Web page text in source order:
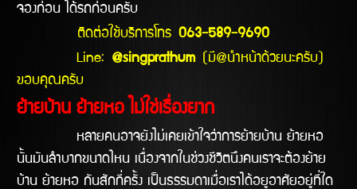
จองก่อน ได้รถก่อนครับ
ติดต่อใช้บริการโทร 063-589-9690
Line: @singprathum (มี@นำหน้าด้วยนะครับ)
ขอบคุณครับ
ย้ายบ้าน ย้ายหอ ไม่ใช่เรื่องยาก
หลายคนอาจยังไม่เคยเข้าใจว่าการย้ายบ้าน ย้ายหอ
นั้นมันลำบากขนาดไหน เนื่องจากในช่วงชีวิตนึงคนเราจะต้องย้าย
บ้าน ย้ายหอ กันสักกี่ครั้ง เป็นธรรมดาเมื่อเราได้อยูอาศัยอยู่ที่ใด